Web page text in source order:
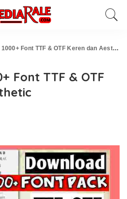
Font TTF & OTF Keren dan Aesthetic
Font TTF & OTF